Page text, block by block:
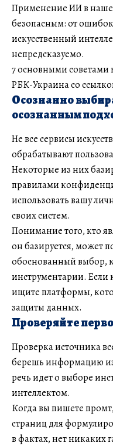
Применение ИИ в наше
безопасным: от
искусственный
непредсказуемо.
7 основными советами
РБК-Украина со
Осознанно
осознанным
Не все сервисы
обрабатывают
Некоторые из них
правилами
использовать вашу
своих систем.
Понимание того, кто
он базируется, может
обоснованный выбор,
инструментарии.
ищите платформы,
защиты данных.
Проверяйте
Проверка источника
берешь информацию из
речь идет о выборе
интеллектом.
Когда вы пишете
страниц для
в фактах, нет никаких